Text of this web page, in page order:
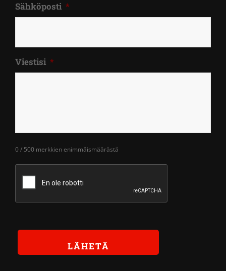
Sähköposti *
Viestisi *
0 / 500 merkkien enimmäismäärästä